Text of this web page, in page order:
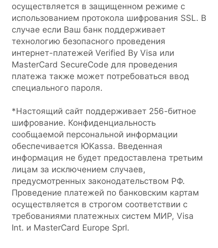
осуществляется в защищенном режиме с
использованием протокола шифрования SSL. В
случае если Ваш банк поддерживает
технологию безопасного проведения
интернет-платежей Verified By Visa или
MasterCard SecureCode для проведения
платежа также может потребоваться ввод
специального пароля.
*Настоящий сайт поддерживает 256-битное
шифрование. Конфиденциальность
сообщаемой персональной информации
обеспечивается ЮKassa. Введенная
информация не будет предоставлена третьим
лицам за исключением случаев,
предусмотренных законодательством РФ.
Проведение платежей по банковским картам
осуществляется в строгом соответствии с
требованиями платежных систем МИР, Visa
Int. и MasterCard Europe Sprl.